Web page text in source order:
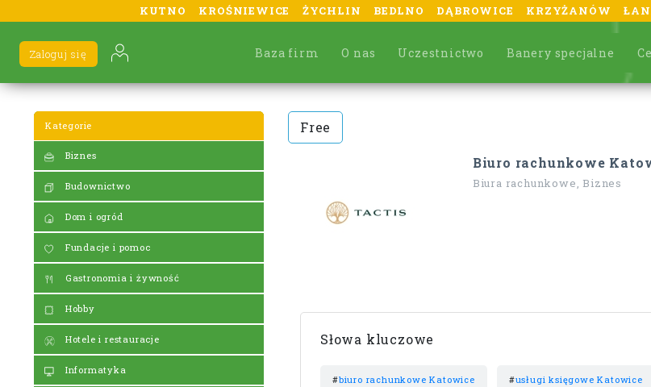
KUTNO KROŚNIEWICE ŻYCHLIN BEDLNO DĄBROWICE KRZYŻANÓW
Baza firm O nas Uczestnictwo Banery specjalne
Zaloguj się
Kategorie
Biznes
Budownictwo
Dom i ogród
Fundacje i pomoc
Gastronomia i żywność
Hobby
Hotele i restauracje
Informatyka
Free
Biuro rachunkowe
Biura rachunkowe, Biznes
Słowa kluczowe
#biuro rachunkowe Katowice #usługi księgowe Katowice